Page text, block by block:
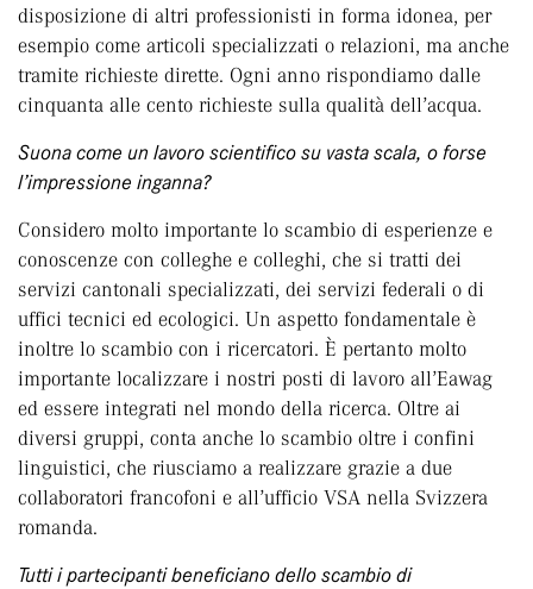
disposizione di altri professionisti in forma idonea, per
esempio come articoli specializzati o relazioni, ma anche
tramite richieste dirette. Ogni anno rispondiamo dalle
cinquanta alle cento richieste sulla qualità dell’acqua.
Suona come un lavoro scientifico su vasta scala, o forse
l’impressione inganna?
Considero molto importante lo scambio di esperienze e
conoscenze con colleghe e colleghi, che si tratti dei
servizi cantonali specializzati, dei servizi federali o di
uffici tecnici ed ecologici. Un aspetto fondamentale è
inoltre lo scambio con i ricercatori. È pertanto molto
importante localizzare i nostri posti di lavoro all’Eawag
ed essere integrati nel mondo della ricerca. Oltre ai
diversi gruppi, conta anche lo scambio oltre i confini
linguistici, che riusciamo a realizzare grazie a due
collaboratori francofoni e all’ufficio VSA nella Svizzera
romanda.
Tutti i partecipanti beneficiano dello scambio di